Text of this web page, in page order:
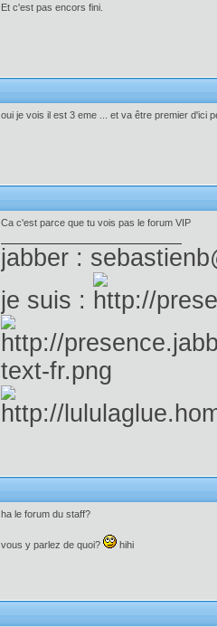
Et c'est pas encors fini.
oui je vois il est 3 eme ... et va être premier d'ici
Ca c'est parce que tu vois pas le forum VIP
jabber :
je suis :
ha le forum du staff?
vous y parlez de quoi? hihi